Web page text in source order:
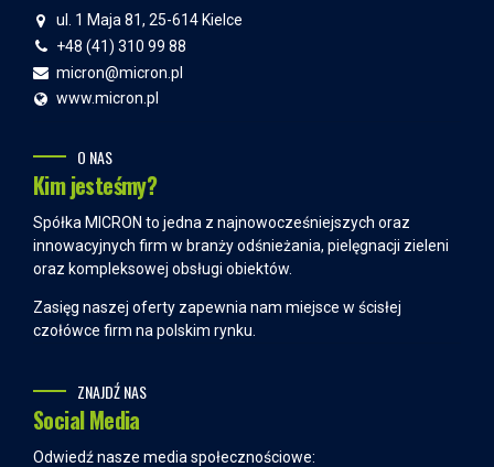
ul. 1 Maja 81, 25-614 Kielce
+48 (41) 310 99 88
micron@micron.pl
www.micron.pl
O NAS
Kim jesteśmy?
Spółka MICRON to jedna z najnowocześniejszych oraz
innowacyjnych firm w branży odśnieżania, pielęgnacji zieleni
oraz kompleksowej obsługi obiektów.
Zasięg naszej oferty zapewnia nam miejsce w ścisłej
czołówce firm na polskim rynku.
ZNAJDŹ NAS
Social Media
Odwiedź nasze media społecznościowe: